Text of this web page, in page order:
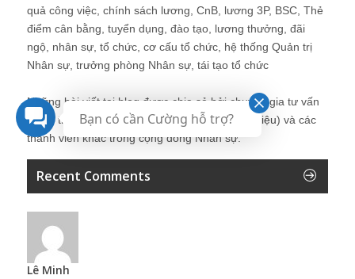
quả công việc, chính sách lương, CnB, lương 3P, BSC, Thẻ
điểm cân bằng, tuyển dụng, đào tạo, lương thưởng, đãi
ngộ, nhân sự, tổ chức, cơ cấu tổ chức, hệ thống Quản trị
Nhân sự, trưởng phòng Nhân sự, tái tạo tổ chức
Những bài viết tại blog được chia sẻ bởi chuyên gia tư vấn
Quản trị Nhân sự Nguyễn Hùng Cường (giới thiệu) và các
thành viên khác trong cộng đồng Nhân sự.
Recent Comments
Lê Minh
Bạn có cần Cường hỗ trợ?